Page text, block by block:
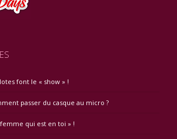
font le « show » !
passer du casque au micro ?
femme qui est en toi » !